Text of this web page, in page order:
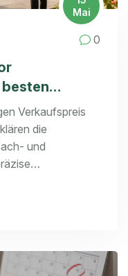
Mai
0
besten
Verkaufspreis
die
und